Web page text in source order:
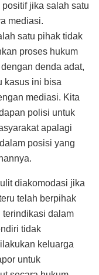
jika salah satu
mediasi.
satu pihak tidak
proses hukum
denda adat,
kasus ini bisa
mediasi. Kita
polisi untuk
apalagi
posisi yang
diakomodasi jika
telah berpihak
terindikasi dalam
tidak
keluarga
untuk